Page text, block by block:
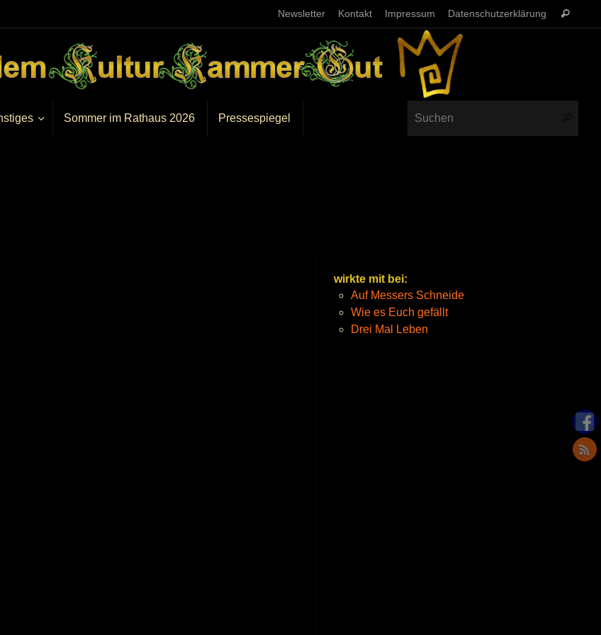
Newsletter Kontakt Impressum Datenschutzerklärung
Sommer im Rathaus 2026 Pressespiegel
wirkte mit bei:
Auf Messers Schneide
Wie es Euch gefällt
Drei Mal Leben